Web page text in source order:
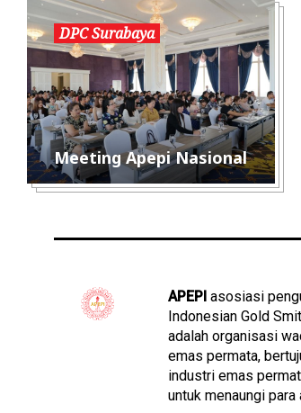
DPC Surabaya
Meeting Apepi Nasional
APEPI asosiasi
Indonesian Gold
adalah organisasi
emas permata,
industri emas
untuk menaungi